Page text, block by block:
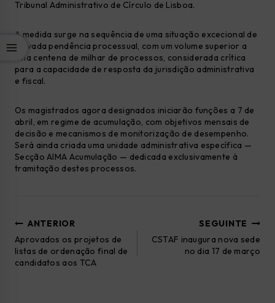
Tribunal Administrativo de Círculo de Lisboa.
A medida surge na sequência de uma situação excecional de
elevada pendência processual, com um volume superior a
uma centena de milhar de processos, considerada crítica
para a capacidade de resposta da jurisdição administrativa
e fiscal.
Os magistrados agora designados iniciarão funções a 7 de
abril, em regime de acumulação, com objetivos mensais de
decisão e mecanismos de monitorização de desempenho.
Será ainda criada uma unidade administrativa específica —
Secção AIMA Acumulação — dedicada exclusivamente à
tramitação destes processos.
ANTERIOR
Aprovados os projetos de
listas de ordenação final de
candidatos aos TCA
SEGUINTE
CSTAF inaugura nova sede
no dia 17 de março